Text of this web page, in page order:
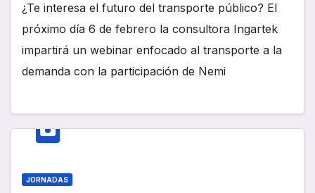
¿Te interesa el futuro del transporte público? El
próximo día 6 de febrero la consultora Ingartek
impartirá un webinar enfocado al transporte a la
demanda con la participación de Nemi
JORNADAS